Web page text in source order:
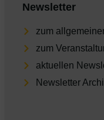
Newsletter
zum
zum
aktu­el­len
Newsletter